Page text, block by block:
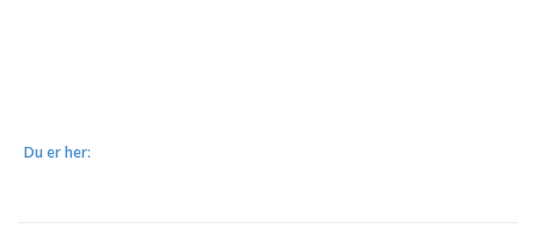
Du er her: